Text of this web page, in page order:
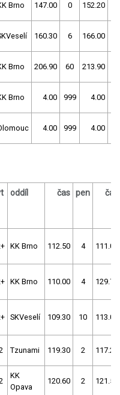
Brno 147.00 0 152.20
160.30 6 166.00
Brno 206.90 60 213.90
Brno 4.00 999 4.00
4.00 999 4.00
oddíl čas pen čas
KK Brno 112.50 4 111.00
KK Brno 110.00 4 129.70
SKVeselí 109.30 10 113.00
Tzunami 119.30 2 117.20
KK
Opava
120.60 2 121.50